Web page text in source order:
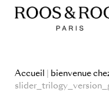
Accueil | bienvenue